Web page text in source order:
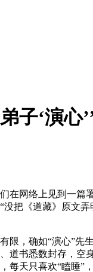
子‘演心
网络上见到一篇
把《道藏》原文
，确如“演心”
书悉数封存，
天只喜欢“瞌睡”